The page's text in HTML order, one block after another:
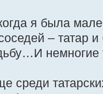
я была
– татар
немногие
среди